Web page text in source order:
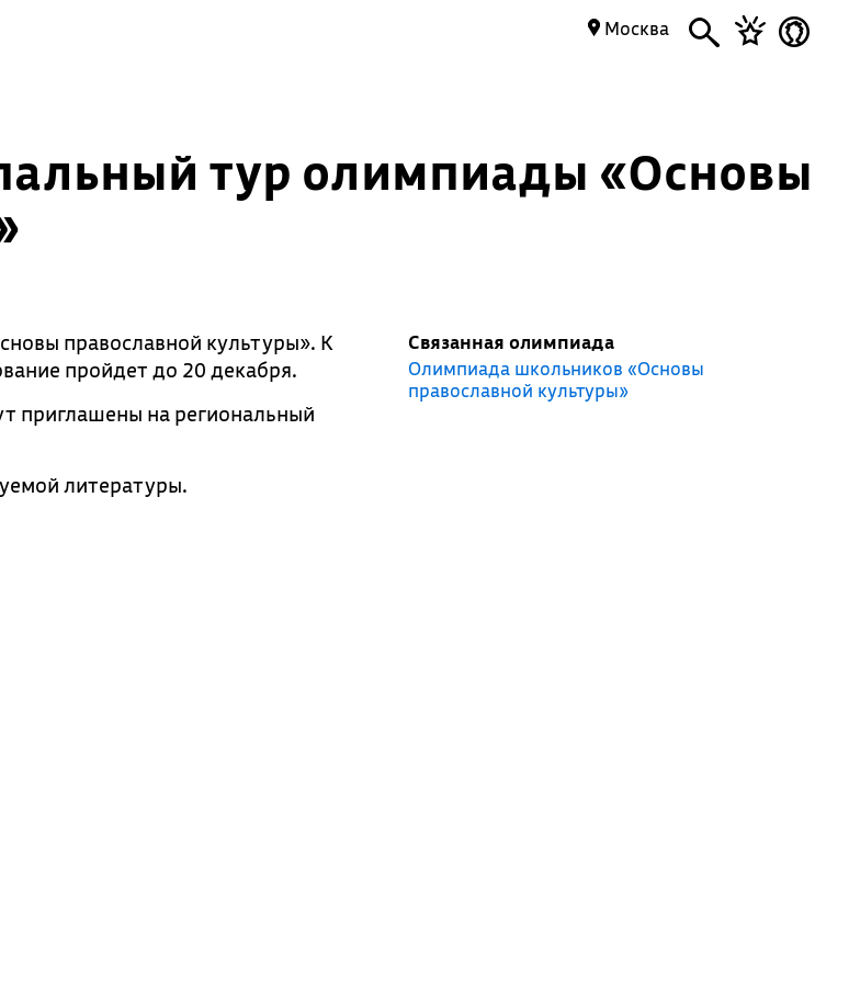
Москва
тур олимпиады «Основы
православной культуры». К
пройдет до 20 декабря.
приглашены на региональный
литературы.
Связанная олимпиада
Олимпиада школьников «Основы
православной культуры»